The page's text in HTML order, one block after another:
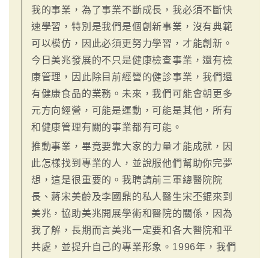
我的事業，為了事業不斷成長，我必須不斷快
速學習，特別是我們是個創新事業，沒有典範
可以模仿，因此必須更努力學習，才能創新。
今日美兆發展的不只是健康檢查事業，還有檢
康管理，因此除目前經營的健診事業，我們還
有健康食品的業務。未來，我們可能會朝更多
元方向經營，可能是運動，可能是其他，所有
和健康管理有關的事業都有可能。
推動事業，畢竟要靠大家的力量才能成就，因
此怎樣找到專業的人，並說服他們幫助你完夢
想，這是很重要的。我聘請前三軍總醫院院
長、蔣宋美齡及李國鼎的私人醫生宋丕錕來到
美兆，協助美兆開展學術和醫院的關係，因為
我了解，長期而言美兆一定要和各大醫院和平
共處，並提升自己的專業形象。1996年，我們